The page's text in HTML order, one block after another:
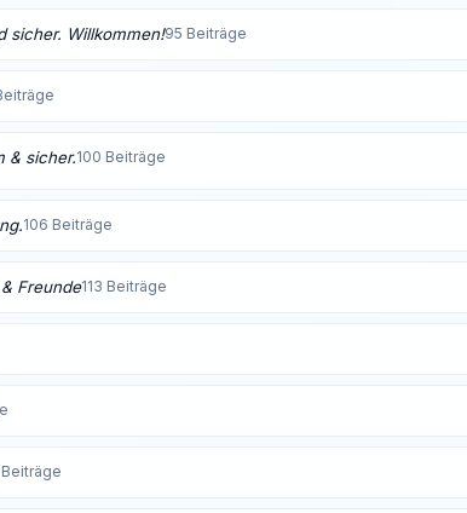
sicher. Willkommen!95 Beiträge
& sicher.100 Beiträge
106 Beiträge
Freunde113 Beiträge